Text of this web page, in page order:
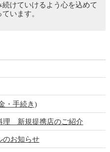
けていけるよう心を込めて
います。
・手続き)
理 新規提携店のご紹介
のお知らせ